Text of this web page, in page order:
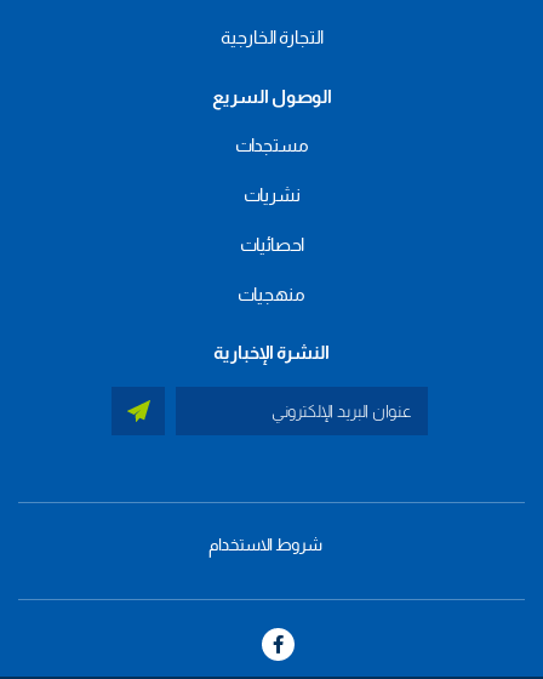
التجارة الخارجية
الوصول السريع
مستجدات
نشريات
احصائيات
منهجيات
النشرة الإخبارية
footer
شروط الاستخدام